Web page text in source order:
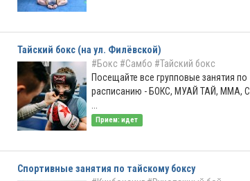
Тайский бокс (на ул. Филёвской)
#Бокс #Самбо #Тайский бокс
Посещайте все групповые занятия по
расписанию - БОКС, МУАЙ ТАЙ, ММА, С
Прием: идет
Спортивные занятия по тайскому боксу